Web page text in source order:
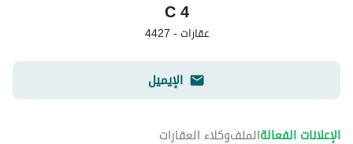
4 C
عقارات-
4427
الإيميل
الإعلانات الفعالةالملفوكلاء العقارات